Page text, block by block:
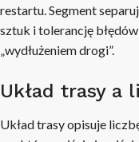
restartu. Segment
sztuk i tolerancję
„wydłużeniem drogi”.
Układ trasy a
Układ trasy opisuje